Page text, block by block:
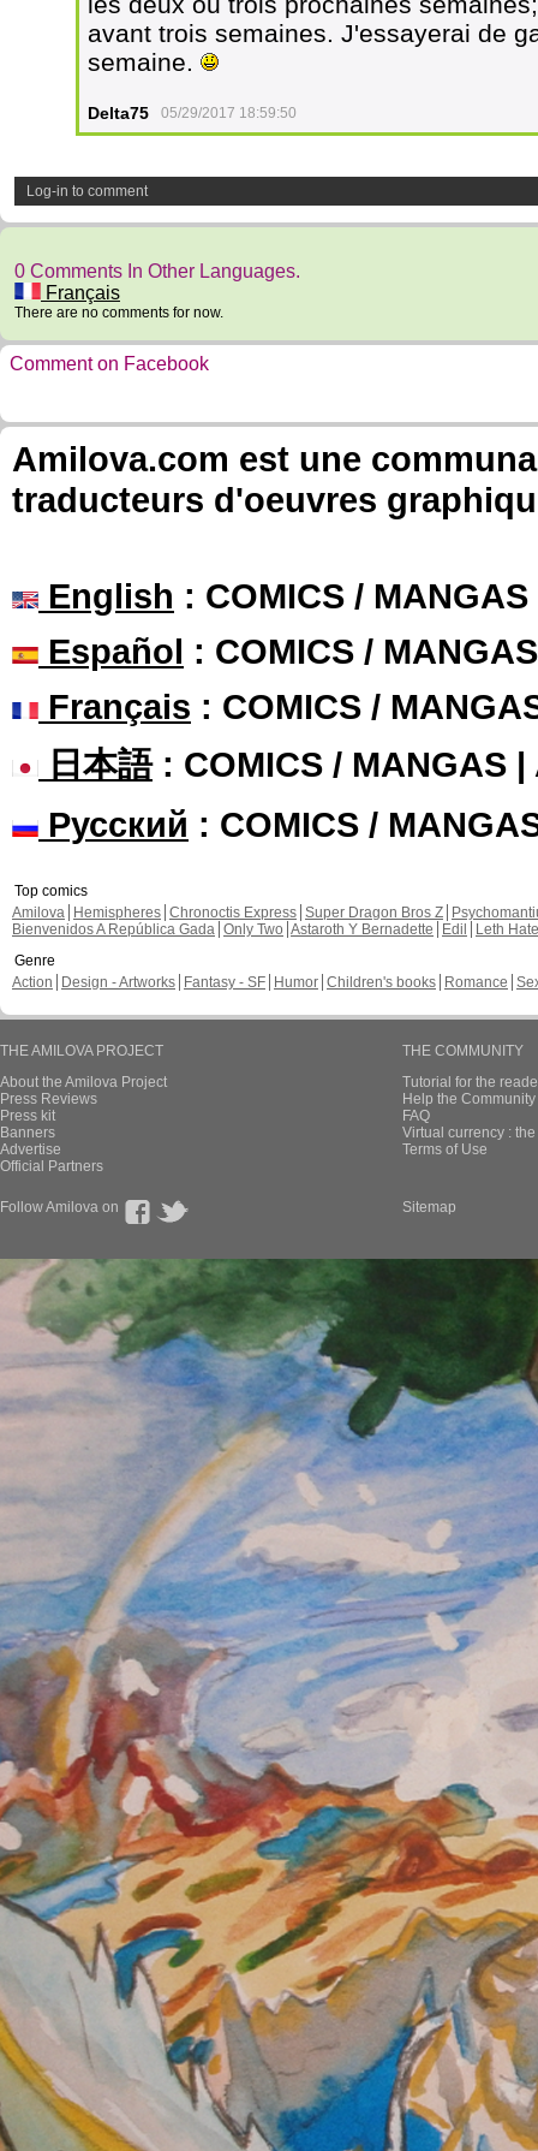
avant trois semaines. J'essayerai de
semaine.
Delta75 05/29/2017 18:59:50
Log-in to comment
0 Comments In Other Languages.
Français
There are no comments for now.
Comment on Facebook
Amilova.com est une
traducteurs d'oeuvres
English : COMICS /
Español : COMICS /
Français : COMICS /
日本語: COMICS / MANGAS |
Русский : COMICS /
Top comics
Amilova
Hemispheres Chronoctis Express Super Dragon Bros Z
Bienvenidos A República Gada Only Two Astaroth Y Bernadette Edil
Leth Hate
Genre
Action
Design - Artworks Fantasy - SF Humor Children's books Romance
THE AMILOVA PROJECT
About the Amilova Project
Press Reviews
Press kit
Banners
Advertise
Official Partners
THE COMMUNITY
Tutorial for the
Help the
FAQ
Virtual currency :
Terms of Use
Follow Amilova on Sitemap